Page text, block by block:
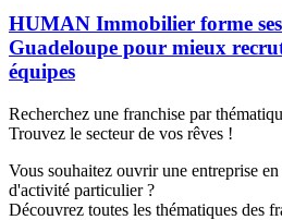
HUMAN Immobilier forme
Guadeloupe pour mieux
équipes
Recherchez une franchise par
Trouvez le secteur de vos rêves !
Vous souhaitez ouvrir une entreprise
d'activité particulier ?
Découvrez toutes les thématiques des